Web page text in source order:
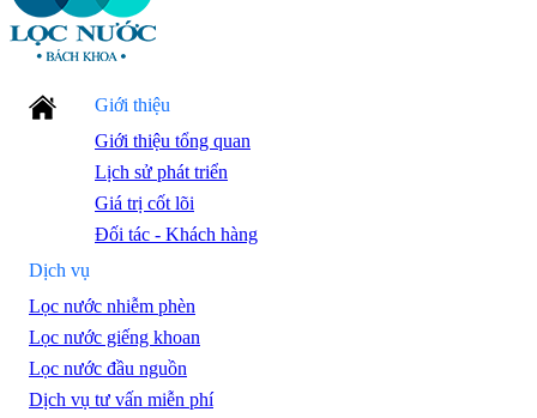
Giới thiệu
Giới thiệu tổng quan
Lịch sử phát triển
Giá trị cốt lõi
Đối tác - Khách hàng
Dịch vụ
Lọc nước nhiễm phèn
Lọc nước giếng khoan
Lọc nước đầu nguồn
Dịch vụ tư vấn miễn phí